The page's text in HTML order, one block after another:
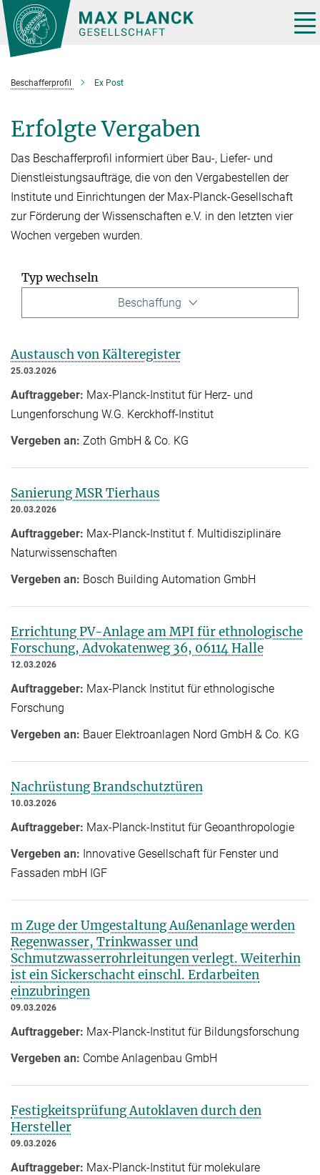
Hauptinhalt
Beschafferprofil Ex Post
Erfolgte Vergaben
Das Beschafferprofil informiert über Bau-, Liefer- und
Dienstleistungsaufträge, die von den Vergabestellen der
Institute und Einrichtungen der Max-Planck-Gesellschaft
zur Förderung der Wissenschaften e.V. in den letzten vier
Wochen vergeben wurden.
Typ wechseln
Beschaffung
Austausch von Kälteregister
25.03.2026
Auftraggeber: Max-Planck-Institut für Herz- und
Lungenforschung W.G. Kerckhoff-Institut
Vergeben an: Zoth GmbH & Co. KG
Sanierung MSR Tierhaus
20.03.2026
Auftraggeber: Max-Planck-Institut f. Multidisziplinäre
Naturwissenschaften
Vergeben an: Bosch Building Automation GmbH
Errichtung PV-Anlage am MPI für ethnologische
Forschung, Advokatenweg 36, 06114 Halle
12.03.2026
Auftraggeber: Max-Planck Institut für ethnologische
Forschung
Vergeben an: Bauer Elektroanlagen Nord GmbH & Co. KG
Nachrüstung Brandschutztüren
10.03.2026
Auftraggeber: Max-Planck-Institut für Geoanthropologie
Vergeben an: Innovative Gesellschaft für Fenster und
Fassaden mbH IGF
m Zuge der Umgestaltung Außenanlage werden
Regenwasser, Trinkwasser und
Schmutzwasserrohrleitungen verlegt. Weiterhin
ist ein Sickerschacht einschl. Erdarbeiten
einzubringen
09.03.2026
Auftraggeber: Max-Planck-Institut für Bildungsforschung
Vergeben an: Combe Anlagenbau GmbH
Festigkeitsprüfung Autoklaven durch den
Hersteller
09.03.2026
Auftraggeber: Max-Planck-Institut für molekulare